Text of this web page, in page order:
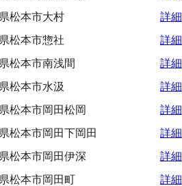
松本市大村
詳細
松本市惣社
詳細
松本市南浅間
詳細
松本市水汲
詳細
松本市岡田松岡
詳細
松本市岡田下岡田
詳細
松本市岡田伊深
詳細
松本市岡田町
詳細